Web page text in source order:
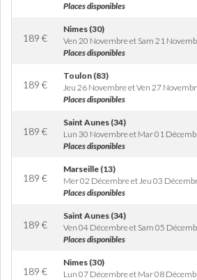
Places disponibles
189 €
Nimes (30)
Ven 20 Novembre et Sam 21
Places disponibles
189 €
Toulon (83)
Jeu 26 Novembre et Ven 27
Places disponibles
189 €
Saint Aunes (34)
Lun 30 Novembre et Mar 01
Places disponibles
189 €
Marseille (13)
Mer 02 Décembre et Jeu 03
Places disponibles
189 €
Saint Aunes (34)
Ven 04 Décembre et Sam 05
Places disponibles
189 €
Nimes (30)
Lun 07 Décembre et Mar 08